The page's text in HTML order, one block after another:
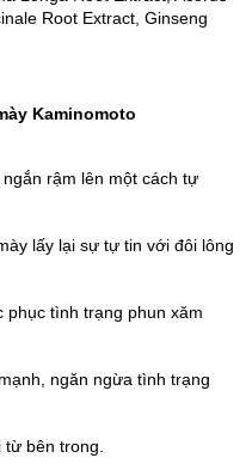
Root Extract, Ginseng
Kaminomoto
rậm lên một cách tự
lấy lại sự tự tin với đôi lông
phục tình trạng phun xăm
ngăn ngừa tình trạng
bên trong.